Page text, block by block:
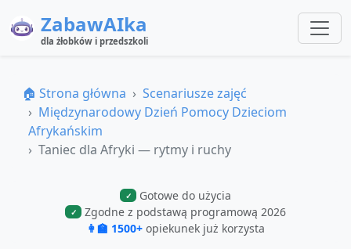
ZabawAIka
dla żłobków i przedszkoli
🏠 Strona główna
Scenariusze zajęć
Międzynarodowy Dzień Pomocy Dzieciom
Afrykańskim
Taniec dla Afryki — rytmy i ruchy
✓ Gotowe do użycia
✓
Zgodne z podstawą programową 2026
👩‍🏫 1500+ opiekunek już korzysta